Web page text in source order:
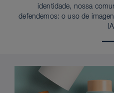
identidade, nossa
defendemos: o uso de